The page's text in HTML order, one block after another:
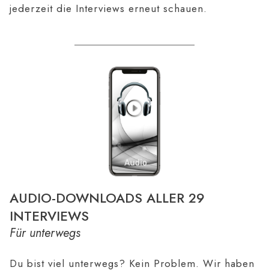
jederzeit die Interviews erneut schauen.
AUDIO-DOWNLOADS ALLER 29
INTERVIEWS
Für unterwegs
Du bist viel unterwegs? Kein Problem. Wir haben